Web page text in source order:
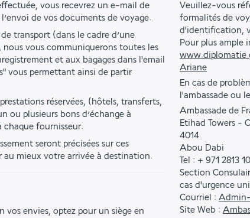
vous recevrez un e-mail de
de vos documents de voyage.
transport (dans le cadre d’une
vous communiquerons toutes les
et aux bagages dans l'email
vous permettant ainsi de partir
réservées, (hôtels, transferts,
ou plusieurs bons d’échange à
fournisseur.
seront précisées sur ces
mieux votre arrivée à destination.
vos envies, optez pour un siège en
Veuillez-vous
formalités de
d'identification,
Pour plus ample
Ariane
En cas de
l'ambassade ou
Ambassade de
Etihad Towers -
4014
Abou Dabi
Tel : + 971 2813
Section
cas d'urgence
Courriel :
Site Web :